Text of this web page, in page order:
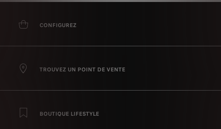
CONFIGUREZ
TROUVEZ UN POINT DE VENTE
BOUTIQUE LIFESTYLE